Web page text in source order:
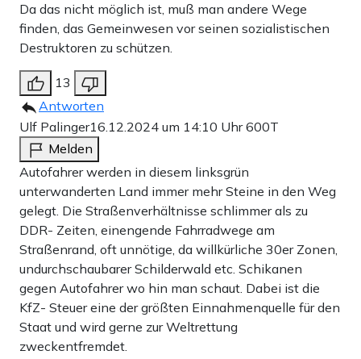
Da das nicht möglich ist, muß man andere Wege
finden, das Gemeinwesen vor seinen sozialistischen
Destruktoren zu schützen.
13
Antworten
Ulf Palinger16.12.2024 um 14:10 Uhr600T
Melden
Autofahrer werden in diesem linksgrün
unterwanderten Land immer mehr Steine in den Weg
gelegt. Die Straßenverhältnisse schlimmer als zu
DDR- Zeiten, einengende Fahrradwege am
Straßenrand, oft unnötige, da willkürliche 30er Zonen,
undurchschaubarer Schilderwald etc. Schikanen
gegen Autofahrer wo hin man schaut. Dabei ist die
KfZ- Steuer eine der größten Einnahmenquelle für den
Staat und wird gerne zur Weltrettung
zweckentfremdet.